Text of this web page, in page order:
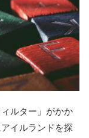
ルター」がかか
イルランドを探